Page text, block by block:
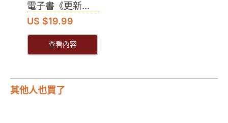
電子書《更新...
US $19.99
查看內容
其他人也買了